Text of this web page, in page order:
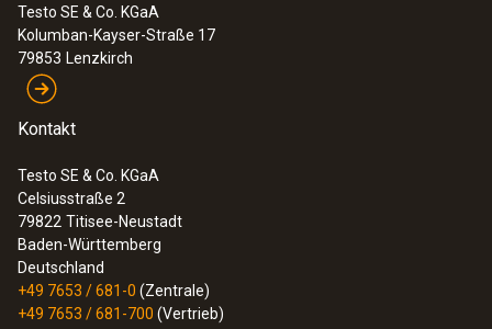
Testo SE & Co. KGaA
Kolumban-Kayser-Straße 17
79853 Lenzkirch
Kontakt
Testo SE & Co. KGaA
Celsiusstraße 2
79822 Titisee-Neustadt
Baden-Württemberg
Deutschland
+49 7653 / 681-0 (Zentrale)
+49 7653 / 681-700 (Vertrieb)